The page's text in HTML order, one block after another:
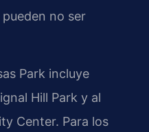
no ser
Park incluye
Hill Park y al
Center. Para los